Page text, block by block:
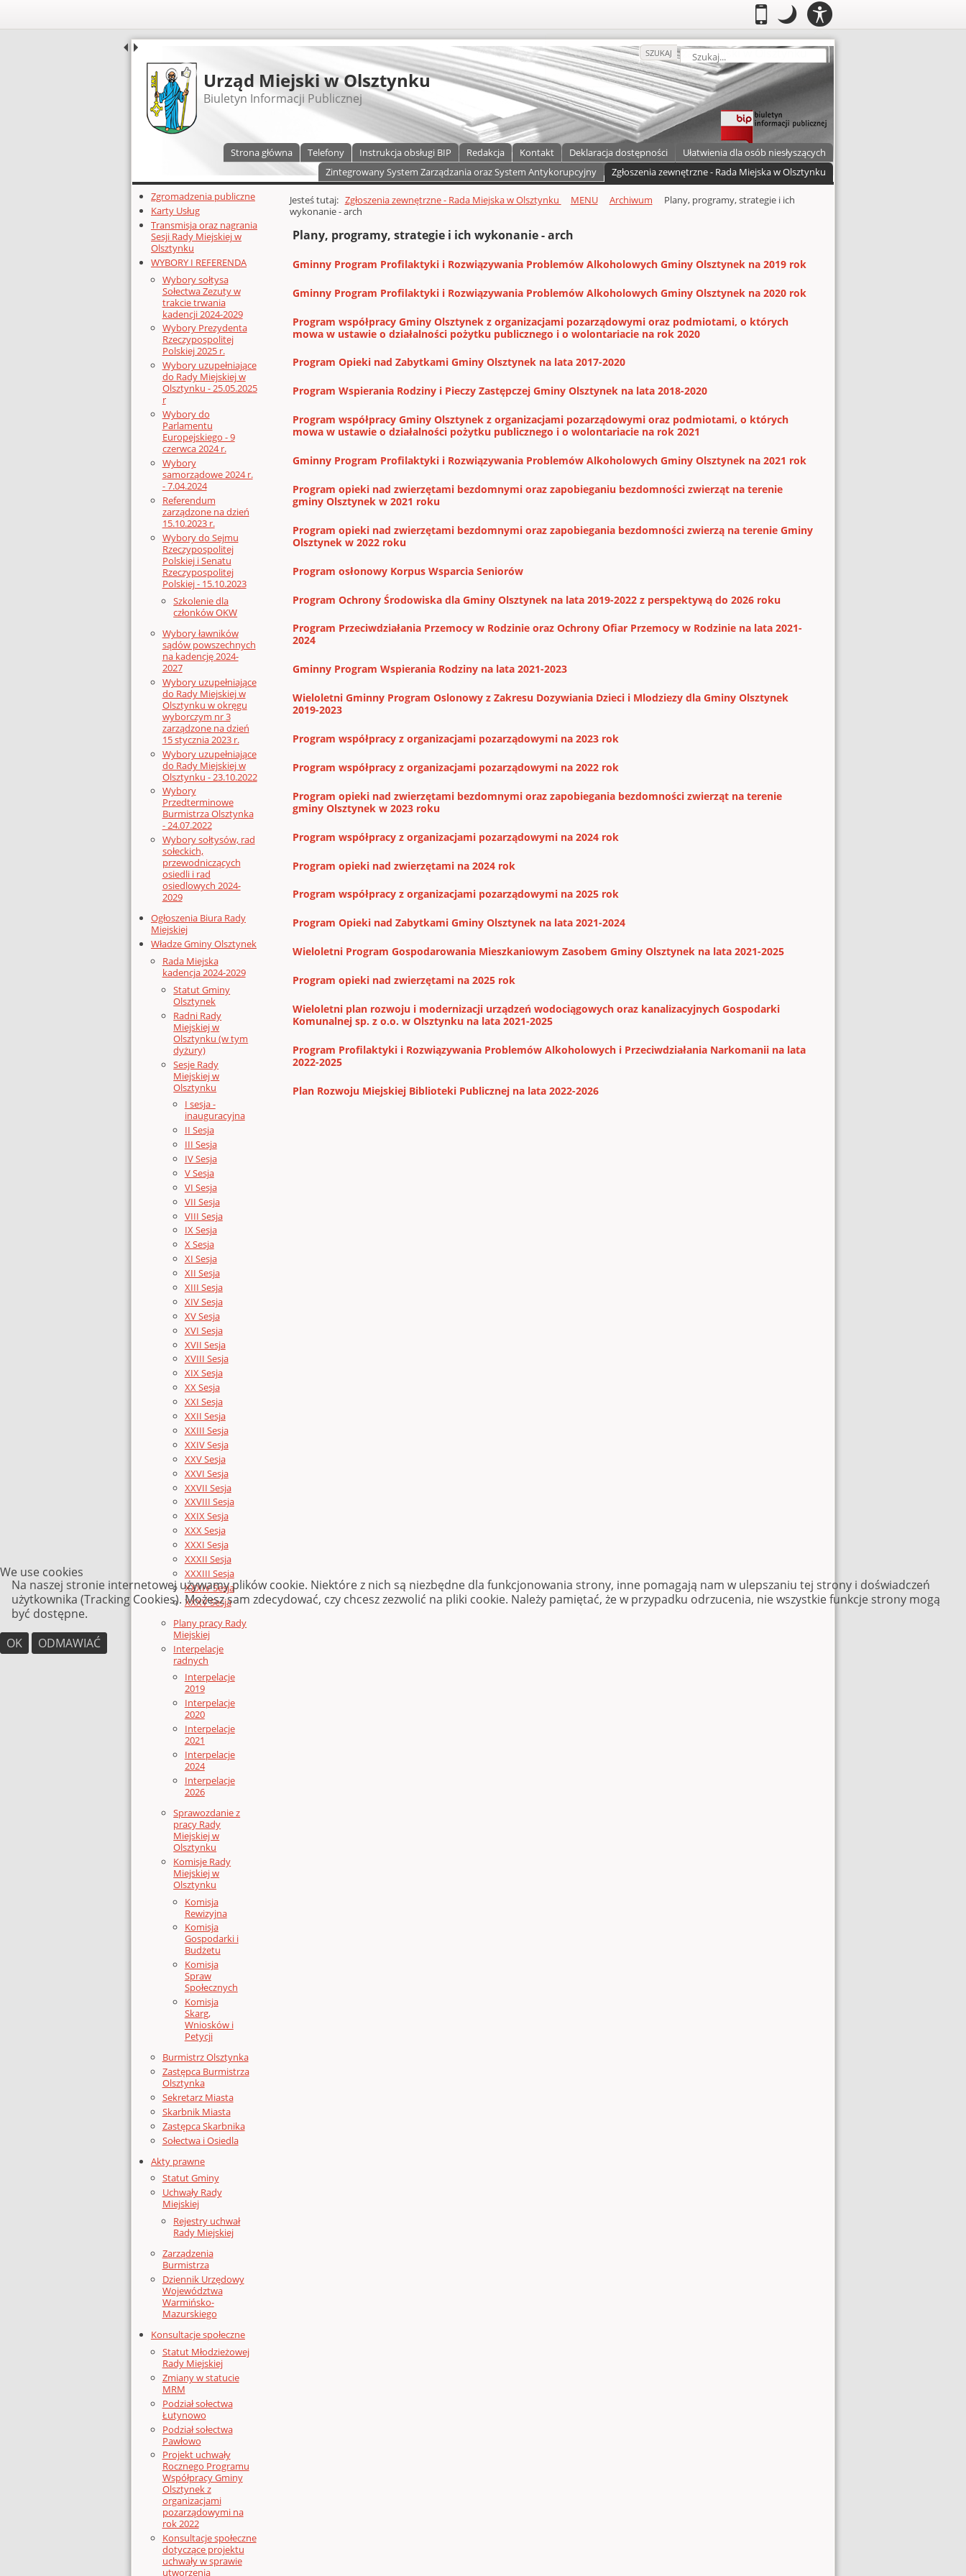
Mobilny
.Przełącz do wersji mobilnej
Tryb
nocny
Tryb nocny: Ten tryb ustawia
Szukaj
SZUKAJ
UDOSTĘPNIJ
Urząd Miejski w Olsztynku
Biuletyn Informacji Publicznej
Strona główna Telefony Instrukcja obsługi BIP Redakcja Kontakt Deklaracja dostępności
Ułatwienia dla osób niesłyszących
Zintegrowany System Zarządzania oraz System Antykorupcyjny
Zgłoszenia zewnętrzne - Rada Miejska w Olsztynku
Dodatkowe zasoby (lewa kolumna)
Zgromadzenia publiczne
Karty Usług
Transmisja oraz nagrania
Sesji Rady Miejskiej w
Olsztynku
WYBORY I REFERENDA
Wybory sołtysa
Sołectwa Zezuty w
trakcie trwania
kadencji 2024-2029
Wybory Prezydenta
Rzeczypospolitej
Polskiej 2025 r.
Wybory uzupełniające
do Rady Miejskiej w
Olsztynku - 25.05.2025
r
Wybory do
Parlamentu
Europejskiego - 9
czerwca 2024 r.
Wybory
samorządowe 2024 r.
- 7.04.2024
Referendum
zarządzone na dzień
15.10.2023 r.
Wybory do Sejmu
Rzeczypospolitej
Polskiej i Senatu
Rzeczypospolitej
Polskiej - 15.10.2023
Szkolenie dla
członków OKW
Wybory ławników
sądów powszechnych
na kadencję 2024-
2027
Wybory uzupełniające
do Rady Miejskiej w
Olsztynku w okręgu
wyborczym nr 3
zarządzone na dzień
15 stycznia 2023 r.
Wybory uzupełniające
do Rady Miejskiej w
Olsztynku - 23.10.2022
Wybory
Przedterminowe
Burmistrza Olsztynka
- 24.07.2022
Wybory sołtysów, rad
sołeckich,
przewodniczących
osiedli i rad
osiedlowych 2024-
2029
Ogłoszenia Biura Rady
Miejskiej
Władze Gminy Olsztynek
Rada Miejska
kadencja 2024-2029
Statut Gminy
Olsztynek
Radni Rady
Miejskiej w
Olsztynku (w tym
dyżury)
Sesje Rady
Miejskiej w
Olsztynku
I sesja -
inauguracyjna
II Sesja
III Sesja
IV Sesja
V Sesja
VI Sesja
VII Sesja
VIII Sesja
IX Sesja
X Sesja
XI Sesja
XII Sesja
XIII Sesja
XIV Sesja
XV Sesja
XVI Sesja
XVII Sesja
XVIII Sesja
XIX Sesja
XX Sesja
XXI Sesja
XXII Sesja
XXIII Sesja
XXIV Sesja
XXV Sesja
XXVI Sesja
XXVII Sesja
XXVIII Sesja
XXIX Sesja
XXX Sesja
XXXI Sesja
XXXII Sesja
XXXIII Sesja
XXXIV Sesja
XXXV Sesja
Plany pracy Rady
Miejskiej
Interpelacje
radnych
Interpelacje
2019
Interpelacje
2020
Interpelacje
2021
Interpelacje
2024
Interpelacje
2026
Sprawozdanie z
pracy Rady
Miejskiej w
Olsztynku
Komisje Rady
Miejskiej w
Olsztynku
Komisja
Rewizyjna
Komisja
Gospodarki i
Budżetu
Komisja
Spraw
Społecznych
Komisja
Skarg,
Wniosków i
Petycji
Burmistrz Olsztynka
Zastępca Burmistrza
Olsztynka
Sekretarz Miasta
Skarbnik Miasta
Zastępca Skarbnika
Sołectwa i Osiedla
Akty prawne
Statut Gminy
Uchwały Rady
Miejskiej
Rejestry uchwał
Rady Miejskiej
Zarządzenia
Burmistrza
Dziennik Urzędowy
Województwa
Warmińsko-
Mazurskiego
Konsultacje społeczne
Statut Młodzieżowej
Rady Miejskiej
Zmiany w statucie
MRM
Podział sołectwa
Łutynowo
Podział sołectwa
Pawłowo
Projekt uchwały
Rocznego Programu
Współpracy Gminy
Olsztynek z
organizacjami
pozarządowymi na
rok 2022
Konsultacje społeczne
dotyczące projektu
uchwały w sprawie
utworzenia
Głównej zawartości
Jesteś tutaj: Zgłoszenia zewnętrzne - Rada Miejska w Olsztynku MENU Archiwum
Plany, programy, strategie i ich
wykonanie - arch
Plany, programy, strategie i ich wykonanie - arch
Gminny Program Profilaktyki i Rozwiązywania Problemów Alkoholowych Gminy Olsztynek na 2019 rok
Gminny Program Profilaktyki i Rozwiązywania Problemów Alkoholowych Gminy Olsztynek na 2020 rok
Program współpracy Gminy Olsztynek z organizacjami pozarządowymi oraz podmiotami, o których
mowa w ustawie o działalności pożytku publicznego i o wolontariacie na rok 2020
Program Opieki nad Zabytkami Gminy Olsztynek na lata 2017-2020
Program Wspierania Rodziny i Pieczy Zastępczej Gminy Olsztynek na lata 2018-2020
Program współpracy Gminy Olsztynek z organizacjami pozarządowymi oraz podmiotami, o których
mowa w ustawie o działalności pożytku publicznego i o wolontariacie na rok 2021
Gminny Program Profilaktyki i Rozwiązywania Problemów Alkoholowych Gminy Olsztynek na 2021 rok
Program opieki nad zwierzętami bezdomnymi oraz zapobieganiu bezdomności zwierząt na terenie
gminy Olsztynek w 2021 roku
Program opieki nad zwierzętami bezdomnymi oraz zapobiegania bezdomności zwierzą na terenie Gminy
Olsztynek w 2022 roku
Program osłonowy Korpus Wsparcia Seniorów
Program Ochrony Środowiska dla Gminy Olsztynek na lata 2019-2022 z perspektywą do 2026 roku
Program Przeciwdziałania Przemocy w Rodzinie oraz Ochrony Ofiar Przemocy w Rodzinie na lata 2021-
2024
Gminny Program Wspierania Rodziny na lata 2021-2023
Wieloletni Gminny Program Oslonowy z Zakresu Dozywiania Dzieci i Mlodziezy dla Gminy Olsztynek
2019-2023
Program współpracy z organizacjami pozarządowymi na 2023 rok
Program współpracy z organizacjami pozarządowymi na 2022 rok
Program opieki nad zwierzętami bezdomnymi oraz zapobiegania bezdomności zwierząt na terenie
gminy Olsztynek w 2023 roku
Program współpracy z organizacjami pozarządowymi na 2024 rok
Program opieki nad zwierzętami na 2024 rok
Program współpracy z organizacjami pozarządowymi na 2025 rok
Program Opieki nad Zabytkami Gminy Olsztynek na lata 2021-2024
Wieloletni Program Gospodarowania Mieszkaniowym Zasobem Gminy Olsztynek na lata 2021-2025
Program opieki nad zwierzętami na 2025 rok
Wieloletni plan rozwoju i modernizacji urządzeń wodociągowych oraz kanalizacyjnych Gospodarki
Komunalnej sp. z o.o. w Olsztynku na lata 2021-2025
Program Profilaktyki i Rozwiązywania Problemów Alkoholowych i Przeciwdziałania Narkomanii na lata
2022-2025
Plan Rozwoju Miejskiej Biblioteki Publicznej na lata 2022-2026
We use cookies
Na naszej stronie internetowej używamy plików cookie. Niektóre z nich są niezbędne dla funkcjonowania strony, inne pomagają nam w ulepszaniu tej strony i doświadczeń
użytkownika (Tracking Cookies). Możesz sam zdecydować, czy chcesz zezwolić na pliki cookie. Należy pamiętać, że w przypadku odrzucenia, nie wszystkie funkcje strony mogą
być dostępne.
OK
ODMAWIAĆ